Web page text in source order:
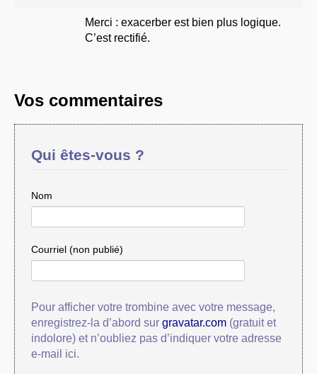
Merci : exacerber est bien plus logique.
C’est rectifié.
Vos commentaires
Qui êtes-vous ?
Nom
Courriel (non publié)
Pour afficher votre trombine avec votre message,
enregistrez-la d’abord sur gravatar.com(gratuit et
indolore) et n’oubliez pas d’indiquer votre adresse
e-mail ici.